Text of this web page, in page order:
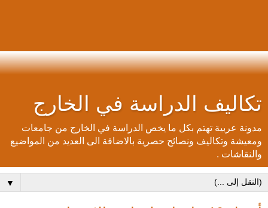
تكاليف الدراسة في الخارج
مدونة عربية تهتم بكل ما يخص الدراسة في الخارج من جامعات
ومعيشة وتكاليف ونصائح حصرية بالاضافة الى العديد من المواضيع
والنقاشات .
▼